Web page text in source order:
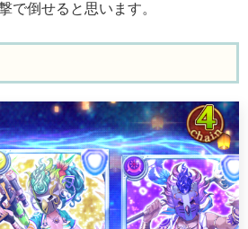
で倒せると思います。